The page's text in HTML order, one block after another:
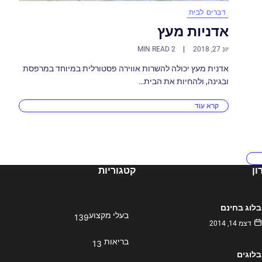
דברים לבית
אדניות מעץ
יונ 27, 2018 2 MIN READ
אדנית מעץ יכולה להשרות אווירה פסטורלית במיוחד במרפסת
ובגינה, ולהחיות את הבית…
קרא עוד
בלוג בחינם
דצמ 14, 2014
בלוגים
קטגוריות
בעלי מקצוע139
בריאות 13